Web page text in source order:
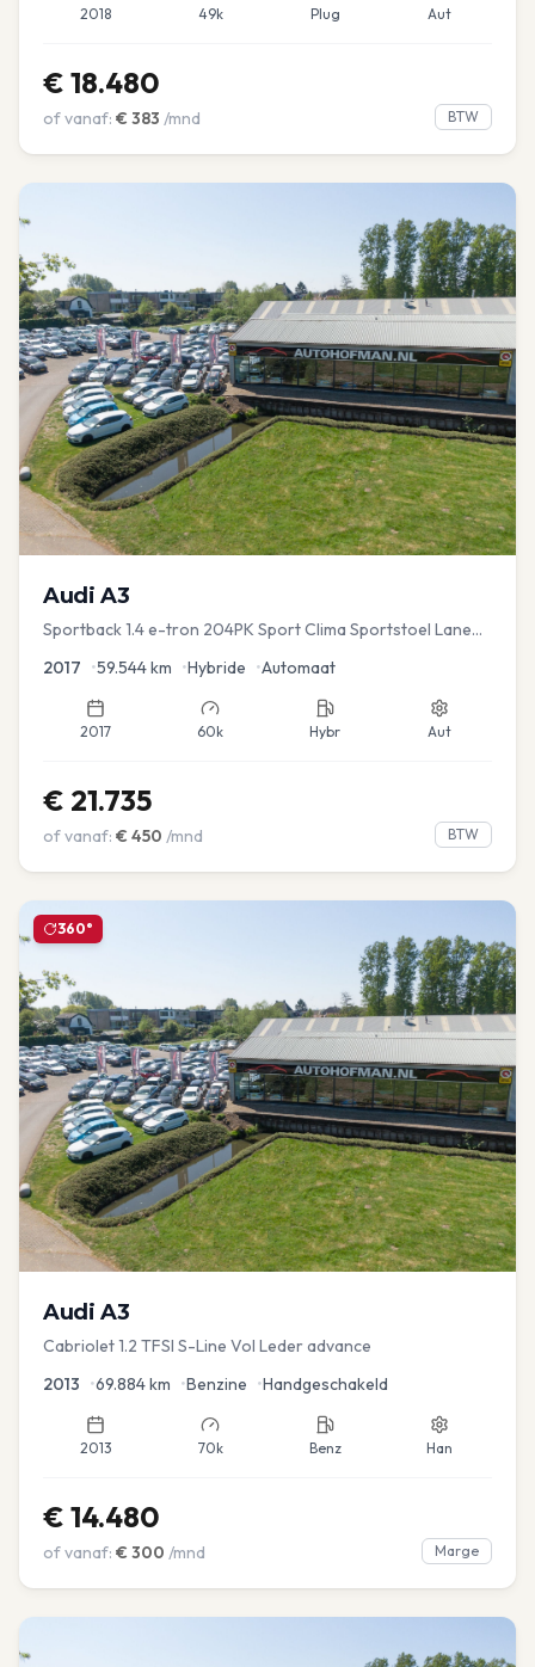
2018 49k Plug Aut
€ 18.480
of vanaf: € 383 /mnd BTW
Audi A3
Sportback 1.4 e-tron 204PK Sport Clima Sportstoel Lane
2017 •59.544km •Hybride •Automaat
2017 60k Hybr Aut
€ 21.735
of vanaf: € 450 /mnd BTW
360°
Audi A3
Cabriolet 1.2 TFSI S-Line Vol Leder advance
2013 •69.884km •Benzine •Handgeschakeld
2013 70k Benz Han
€ 14.480
of vanaf: € 300 /mnd Marge